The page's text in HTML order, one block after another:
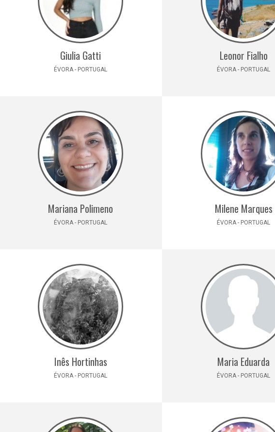
Giulia Gatti
ÉVORA - PORTUGAL
Leonor Fialho
ÉVORA - PORTUGAL
Mariana Polimeno
ÉVORA - PORTUGAL
Milene Marques
ÉVORA - PORTUGAL
Inês Hortinhas
ÉVORA - PORTUGAL
Maria Eduarda
ÉVORA - PORTUGAL